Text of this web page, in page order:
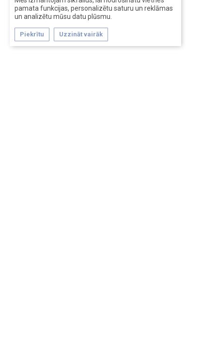
pamata funkcijas, personalizētu saturu un reklāmas
un analizētu mūsu datu plūsmu.
Piekrītu Uzzināt vairāk